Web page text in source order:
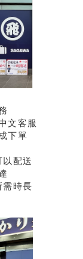
文客服
下單
配送
需時長